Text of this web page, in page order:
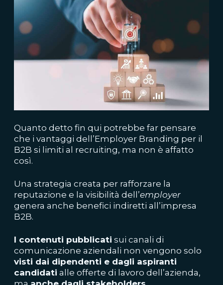
Quanto detto fin qui potrebbe far pensare
che i vantaggi dell’Employer Branding per il
B2B si limiti al recruiting, ma non è affatto
così.
Una strategia creata per rafforzare la
reputazione e la visibilità dell’employer
genera anche benefici indiretti all’impresa
B2B.
I contenuti pubblicati sui canali di
comunicazione aziendali non vengono solo
visti dai dipendenti e dagli aspiranti
candidati alle offerte di lavoro dell’azienda,